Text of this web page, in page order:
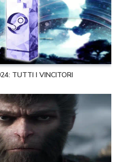
TUTTI I VINCITORI